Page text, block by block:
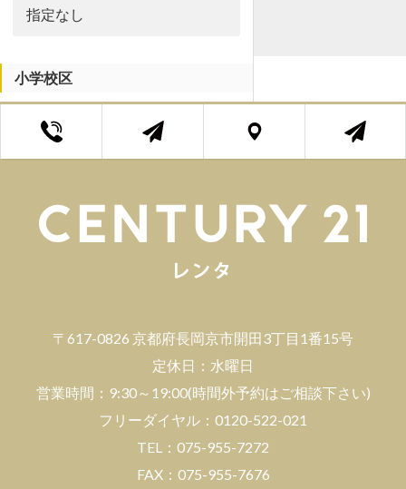
小学校区
エリアから検索
〒617-0826 京都府長岡京市開田3丁目1番15号
定休日：水曜日
営業時間：9:30～19:00(時間外予約はご相談下さい)
フリーダイヤル：0120-522-021
TEL：075-955-7272
FAX：075-955-7676